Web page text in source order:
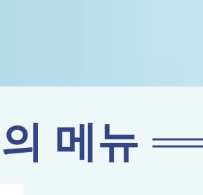
메뉴